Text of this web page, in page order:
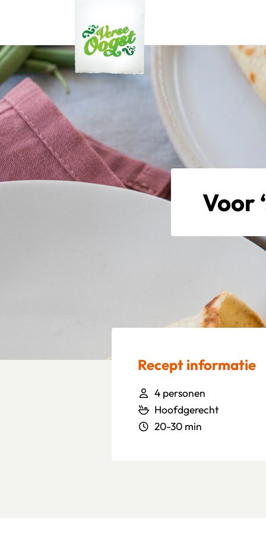
Verse Oogst
Voor
Recept informatie
4 personen
Hoofdgerecht
20-30 min